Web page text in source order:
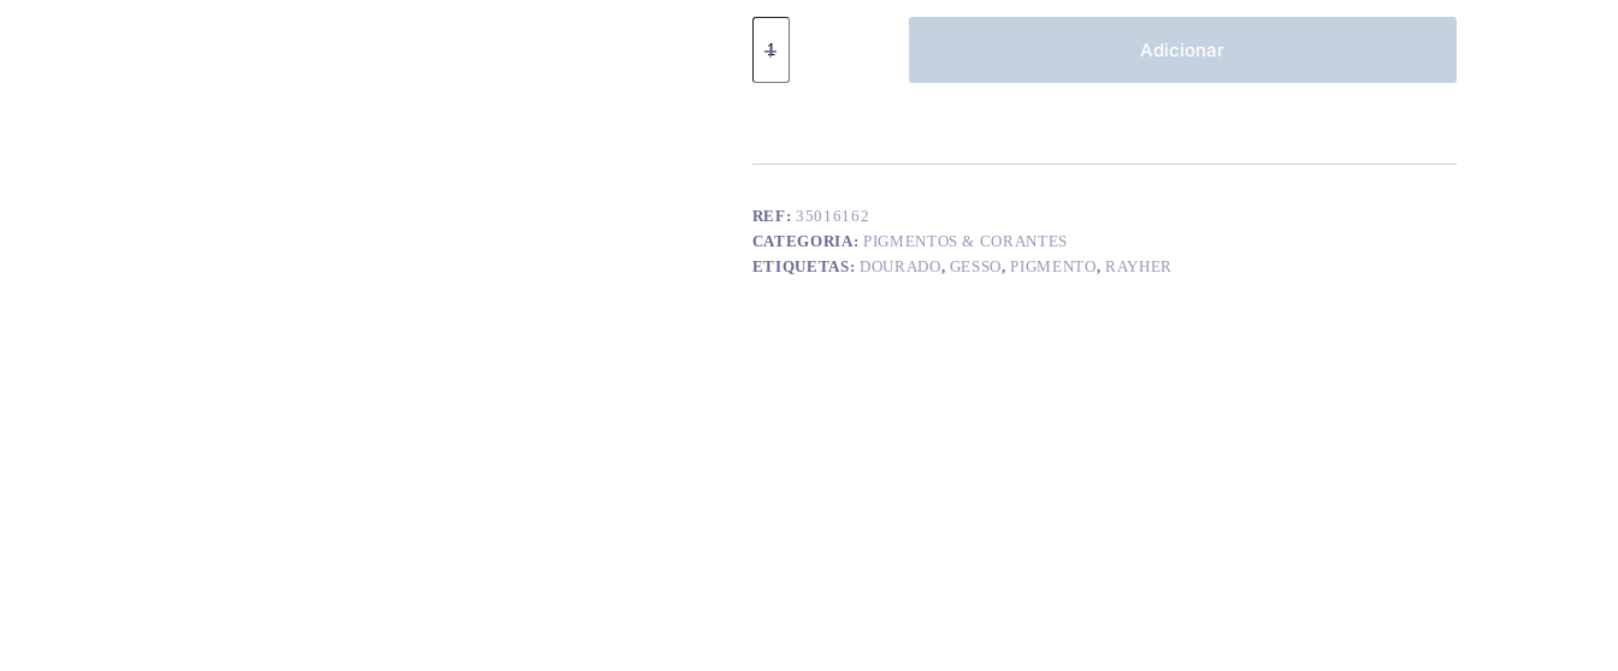
Quantidade
de
cor
Adicionar
REF:35016162
CATEGORIA: PIGMENTOS & CORANTES
ETIQUETAS: DOURADO, GESSO,PIGMENTO, RAYHER